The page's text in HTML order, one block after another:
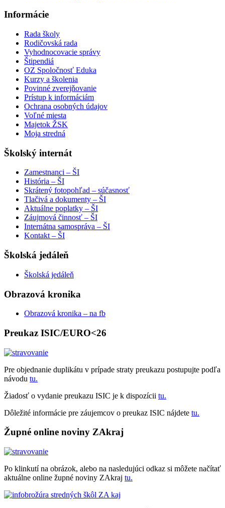
Informácie
Rada školy
Rodičovská rada
Vyhodnocovacie správy
Štipendiá
OZ Spoločnosť Eduka
Kurzy a školenia
Povinné zverejňovanie
Prístup k informáciám
Ochrana osobných údajov
Voľné miesta
Majetok ŽSK
Moja stredná
Školský internát
Zamestnanci – ŠI
História – ŠI
Skrátený fotopohľad – súčasnosť
Tlačivá a dokumenty – ŠI
Aktuálne poplatky – ŠI
Záujmová činnosť – ŠI
Internátna samospráva – ŠI
Kontakt – ŠI
Školská jedáleň
Školská jedáleň
Obrazová kronika
Obrazová kronika – na fb
Preukaz ISIC/EURO<26
Pre objednanie duplikátu v prípade straty preukazu postupujte podľa
návodu tu.
Žiadosť o vydanie preukazu ISIC je k dispozícii tu.
Dôležité informácie pre záujemcov o preukaz ISIC nájdete tu.
Župné online noviny ZAkraj
Po klinkutí na obrázok, alebo na nasledujúci odkaz si môžete načítať
aktuálne online župné noviny ZAkraj tu.